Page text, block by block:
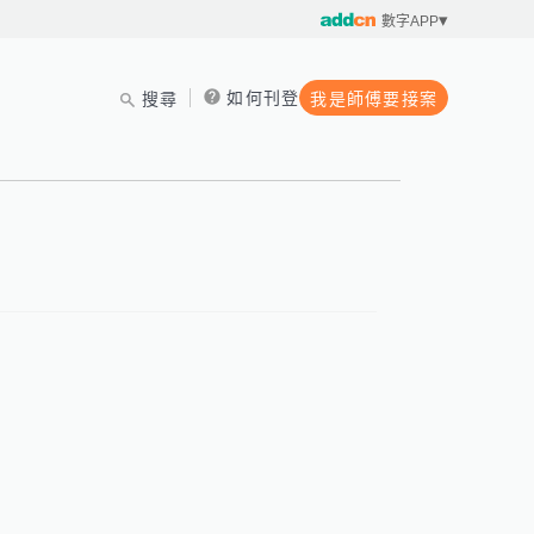
數字APP
搜尋 如何刊登 我是師傅要接案